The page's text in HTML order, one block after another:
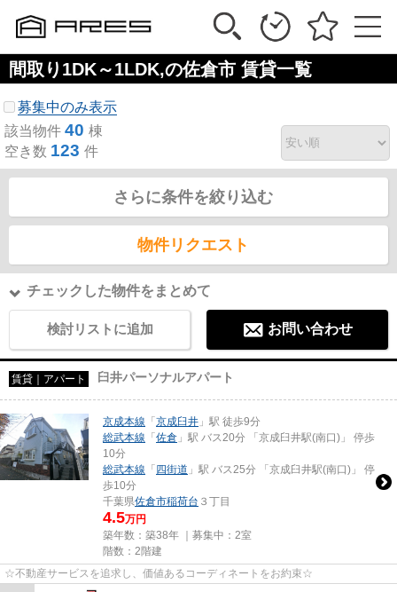
間取り1DK～1LDK,の佐倉市 賃貸一覧
募集中のみ表示
該当物件 40 棟
空き数 123 件
さらに条件を絞り込む
物件リクエスト
チェックした物件をまとめて
検討リストに追加 お問い合わせ
賃貸｜アパート 臼井パーソナルアパート
京成本線 「 京成臼井 」駅 徒歩9分
総武本線 「 佐倉 」駅 バス20分 「京成臼井駅(南口)」 停歩
10分
総武本線 「 四街道 」駅 バス25分 「京成臼井駅(南口)」 停
歩10分
千葉県佐倉市稲荷台 ３丁目
4.5万円
築年数：築38年 ｜募集中： 2室
階数：2階建
☆不動産サービスを追求し、価値あるコーディネートをお約束☆